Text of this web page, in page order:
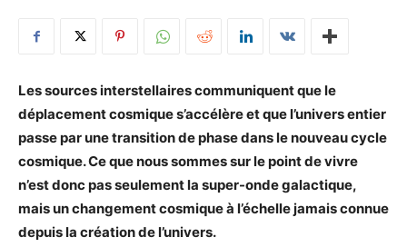
Les sources interstellaires communiquent que le
déplacement cosmique s’accélère et que l’univers entier
passe par une transition de phase dans le nouveau cycle
cosmique. Ce que nous sommes sur le point de vivre
n’est donc pas seulement la super-onde galactique,
mais un changement cosmique à l’échelle jamais connue
depuis la création de l’univers.